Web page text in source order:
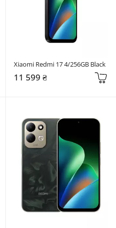
Xiaomi Redmi 17 4/256GB Black
11 599 ₴